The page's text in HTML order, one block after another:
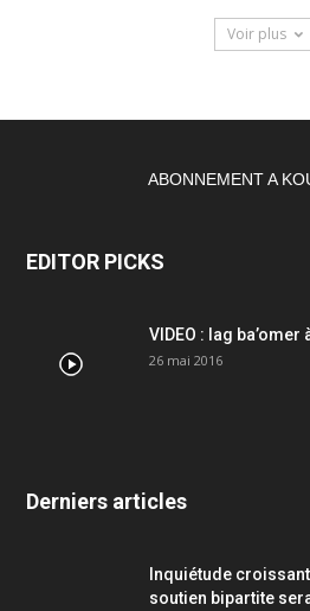
Voir plus
ABONNEMENT A
EDITOR PICKS
VIDEO : lag
26 mai 2016
Derniers articles
Inquiétude
soutien bipartite